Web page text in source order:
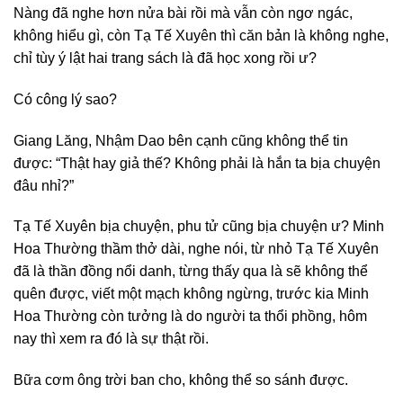
Nàng đã nghe hơn nửa bài rồi mà vẫn còn ngơ ngác,
không hiểu gì, còn Tạ Tế Xuyên thì căn bản là không nghe,
chỉ tùy ý lật hai trang sách là đã học xong rồi ư?
Có công lý sao?
Giang Lăng, Nhậm Dao bên cạnh cũng không thể tin
được: “Thật hay giả thế? Không phải là hắn ta bịa chuyện
đâu nhỉ?”
Tạ Tế Xuyên bịa chuyện, phu tử cũng bịa chuyện ư? Minh
Hoa Thường thầm thở dài, nghe nói, từ nhỏ Tạ Tế Xuyên
đã là thần đồng nổi danh, từng thấy qua là sẽ không thể
quên được, viết một mạch không ngừng, trước kia Minh
Hoa Thường còn tưởng là do người ta thổi phồng, hôm
nay thì xem ra đó là sự thật rồi.
Bữa cơm ông trời ban cho, không thể so sánh được.